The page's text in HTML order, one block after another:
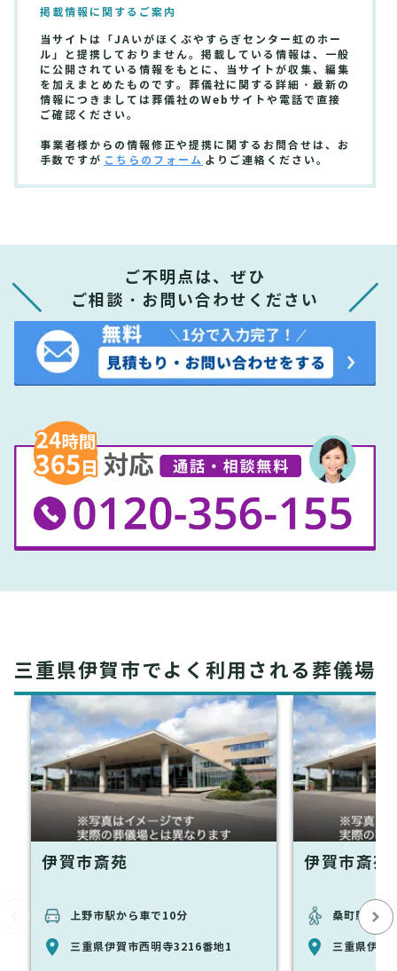
掲載情報に関するご案内
当サイトは「JAいがほくぶやすらぎセンター虹のホー
ル」と提携しておりません。掲載している情報は、一般
に公開されている情報をもとに、当サイトが収集、編集
を加えまとめたものです。葬儀社に関する詳細・最新の
情報につきましては葬儀社のWebサイトや電話で直接
ご確認ください。
事業者様からの情報修正や提携に関するお問合せは、お
手数ですが こちらのフォーム よりご連絡ください。
ご不明点は、ぜひ
ご相談・お問い合わせください
三重県伊賀市でよく利用される葬儀場
伊賀市斎苑
上野市駅から車で10分
三重県伊賀市西明寺3216番地1
伊賀市斎苑
桑町駅から
三重県伊賀